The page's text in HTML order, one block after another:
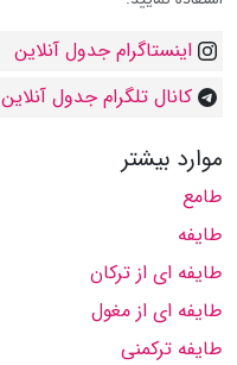
اینستاگرام جدول آنلاین
کانال تلگرام جدول آنلاین
موارد بیشتر
طامع
طایفه
طایفه ای از ترکان
طایفه ای از مغول
طایفه ترکمنی